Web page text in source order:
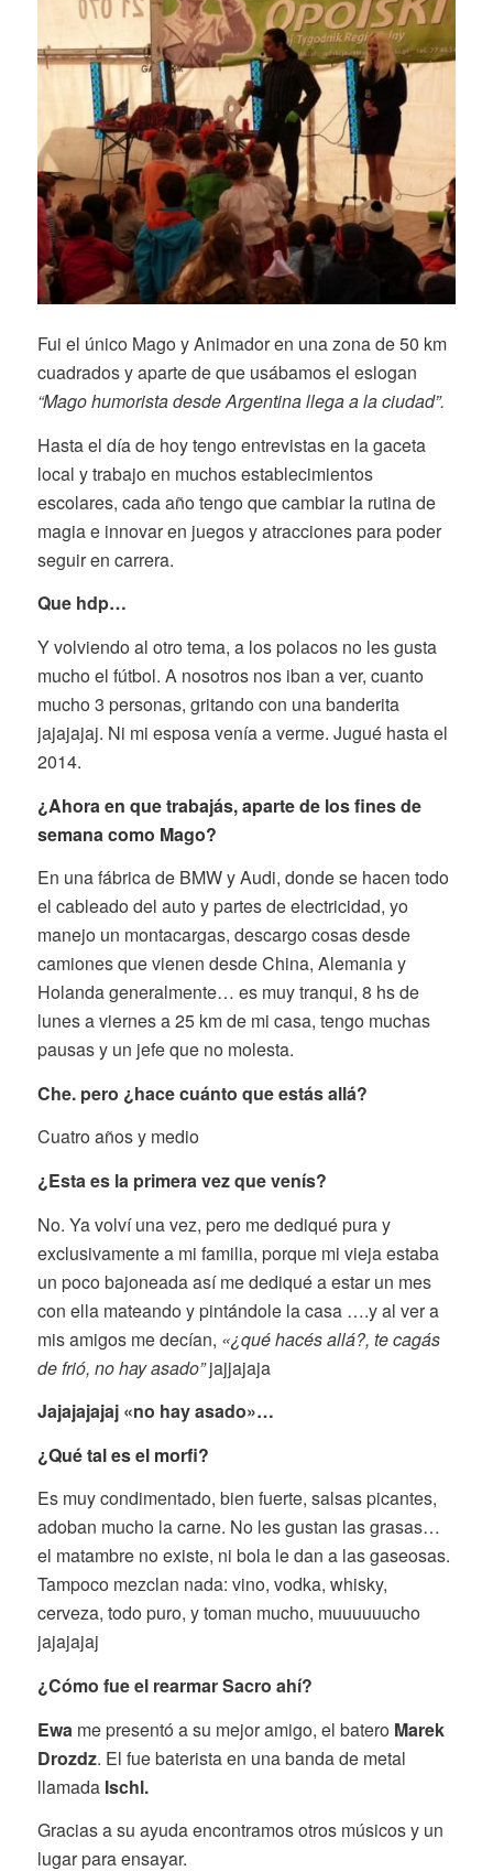
Fui el único Mago y Animador en una zona de 50 km
cuadrados y aparte de que usábamos el eslogan
“Mago humorista desde Argentina llega a la ciudad”.
Hasta el día de hoy tengo entrevistas en la gaceta
local y trabajo en muchos establecimientos
escolares, cada año tengo que cambiar la rutina de
magia e innovar en juegos y atracciones para poder
seguir en carrera.
Que hdp…
Y volviendo al otro tema, a los polacos no les gusta
mucho el fútbol. A nosotros nos iban a ver, cuanto
mucho 3 personas, gritando con una banderita
jajajajaj. Ni mi esposa venía a verme. Jugué hasta el
2014.
¿Ahora en que trabajás, aparte de los fines de
semana como Mago?
En una fábrica de BMW y Audi, donde se hacen todo
el cableado del auto y partes de electricidad, yo
manejo un montacargas, descargo cosas desde
camiones que vienen desde China, Alemania y
Holanda generalmente… es muy tranqui, 8 hs de
lunes a viernes a 25 km de mi casa, tengo muchas
pausas y un jefe que no molesta.
Che. pero ¿hace cuánto que estás allá?
Cuatro años y medio
¿Esta es la primera vez que venís?
No. Ya volví una vez, pero me dediqué pura y
exclusivamente a mi familia, porque mi vieja estaba
un poco bajoneada así me dediqué a estar un mes
con ella mateando y pintándole la casa ….y al ver a
mis amigos me decían, «¿qué hacés allá?, te cagás
de frió, no hay asado”jajjajaja
Jajajajajaj «no hay asado»…
¿Qué tal es el morfi?
Es muy condimentado, bien fuerte, salsas picantes,
adoban mucho la carne. No les gustan las grasas…
el matambre no existe, ni bola le dan a las gaseosas.
Tampoco mezclan nada: vino, vodka, whisky,
cerveza, todo puro, y toman mucho, muuuuuucho
jajajajaj
¿Cómo fue el rearmar Sacro ahí?
Ewame presentó a su mejor amigo, el batero Marek
Drozdz. El fue baterista en una banda de metal
llamada Ischl.
Gracias a su ayuda encontramos otros músicos y un
lugar para ensayar.